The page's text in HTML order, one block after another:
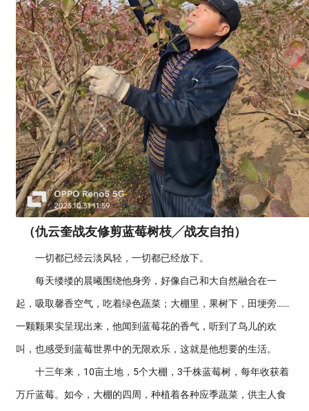
（仇云奎战友修剪蓝莓树枝╱战友自拍）
一切都已经云淡风轻，一切都已经放下。
每天缕缕的晨曦围绕他身旁，好像自己和大自然融合在一
起，吸取馨香空气，吃着绿色蔬菜；大棚里，果树下，田埂旁……
一颗颗果实呈现出来，他闻到蓝莓花的香气，听到了鸟儿的欢
叫，也感受到蓝莓世界中的无限欢乐，这就是他想要的生活。
十三年来，10亩土地，5个大棚，3千株蓝莓树，每年收获着
万斤蓝莓。如今，大棚的四周，种植着各种应季蔬菜，供主人食